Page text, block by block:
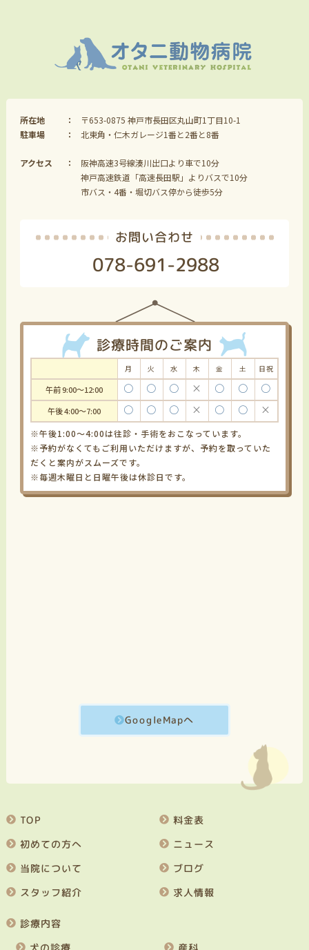
所在地
〒653-0875 神戸市長田区丸山町1丁目10-1
駐車場
北東角・仁木ガレージ1番と2番と8番
アクセス
阪神高速3号線湊川出口より車で10分
神戸高速鉄道「高速長田駅」よりバスで10分
市バス・4番・堀切バス停から徒歩5分
お問い合わせ
078-691-2988
診療時間のご案内
月 火 水 木 金 土 日祝
午前 9:00～12:00 〇 〇 〇 × 〇 〇 〇
午後 4:00～7:00 〇 〇 〇 × 〇 〇 ×
※午後1:00～4:00は往診・手術をおこなっています。
※予約がなくてもご利用いただけますが、予約を取っていた
だくと案内がスムーズです。
※毎週木曜日と日曜午後は休診日です。
GoogleMapへ
TOP
初めての方へ
当院について
スタッフ紹介
料金表
ニュース
ブログ
求人情報
診療内容